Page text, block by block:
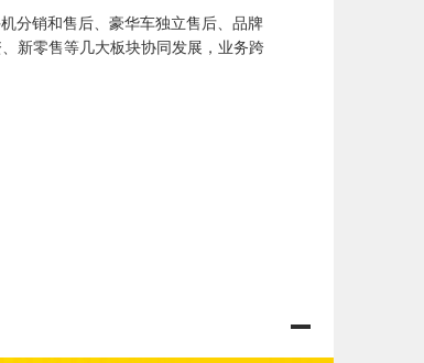
分销和售后、豪华车独立售后、品牌
新零售等几大板块协同发展，业务跨